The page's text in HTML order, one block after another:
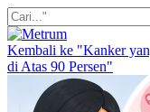
Kembali ke "Kanker
di Atas 90 Persen"